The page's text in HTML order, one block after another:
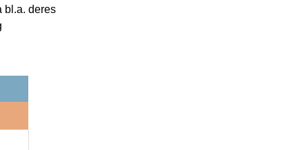
bl.a. deres